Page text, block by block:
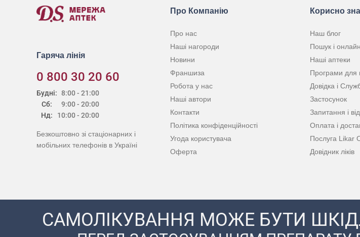
Гаряча лінія
0 800 30 20 60
Будні:
Сб:
Нд:
8:00 - 21:00
9:00 - 20:00
10:00 - 20:00
Безкоштовно зі стаціонарних і
мобільних телефонів в Україні
Про Компанію
Про нас
Наші нагороди
Новини
Франшиза
Робота у нас
Наші автори
Контакти
Політика конфіденційності
Угода користувача
Оферта
Корисно
Наш блог
Пошук і
Наші аптеки
Програми для
Довідка і
Застосунок
Запитання і
Оплата і
Послуга Likar
Довідник ліків
САМОЛІКУВАННЯ МОЖЕ БУТИ